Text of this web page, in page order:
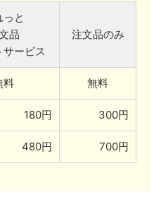
っと
品
サービス
注文品のみ
料 無料
180円 300円
480円 700円